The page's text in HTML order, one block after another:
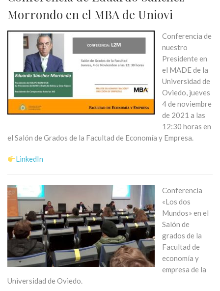
Morrondo en el MBA de Uniovi
Conferencia de
nuestro
Presidente en
el MADE de la
Universidad de
Oviedo, jueves
4 de noviembre
de 2021 a las
12:30 horas en
el Salón de Grados de la Facultad de Economía y Empresa.
LinkedIn
Conferencia
«Los dos
Mundos» en el
Salón de
grados de la
Facultad de
economía y
empresa de la
Universidad de Oviedo.